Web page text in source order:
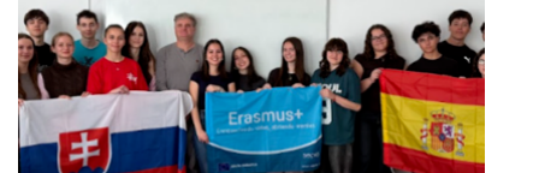
Slovenskí a španielski žiaci
„más compactos“